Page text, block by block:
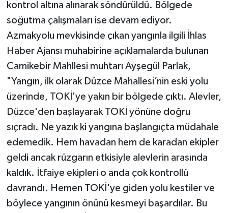
kontrol altına alınarak söndürüldü. Bölgede
soğutma çalışmaları ise devam ediyor.
Azmakyolu mevkisinde çıkan yangınla ilgili İhlas
Haber Ajansı muhabirine açıklamalarda bulunan
Camikebir Mahllesi muhtarı Ayşegül Parlak,
"Yangın, ilk olarak Düzce Mahallesi’nin eski yolu
üzerinde, TOKİ'ye yakın bir bölgede çıktı. Alevler,
Düzce'den başlayarak TOKİ yönüne doğru
sıçradı. Ne yazık ki yangına başlangıçta müdahale
edemedik. Hem havadan hem de karadan ekipler
geldi ancak rüzgarın etkisiyle alevlerin arasında
kaldık. İtfaiye ekipleri o anda çok kontrollü
davrandı. Hemen TOKİ'ye giden yolu kestiler ve
böylece yangının önünü kesmeyi başardılar. Bu